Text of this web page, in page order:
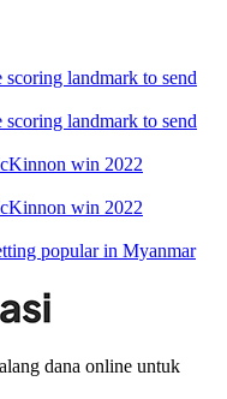
scoring landmark to send
scoring landmark to send
win 2022
win 2022
popular in Myanmar
dana online untuk